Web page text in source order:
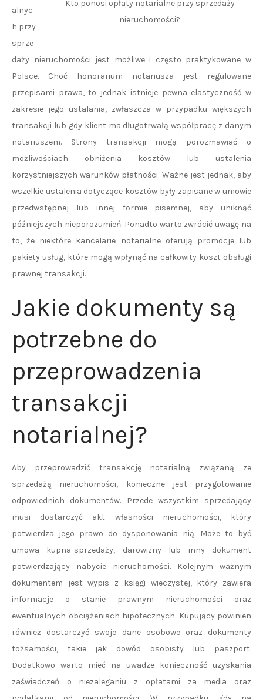
Kto ponosi opłaty notarialne przy sprzedaży
nieruchomości?
alnyc
h przy
sprze
daży nieruchomości jest możliwe i często praktykowane w
Polsce. Choć honorarium notariusza jest regulowane
przepisami prawa, to jednak istnieje pewna elastyczność w
zakresie jego ustalania, zwłaszcza w przypadku większych
transakcji lub gdy klient ma długotrwałą współpracę z danym
notariuszem. Strony transakcji mogą porozmawiać o
możliwościach obniżenia kosztów lub ustalenia
korzystniejszych warunków płatności. Ważne jest jednak, aby
wszelkie ustalenia dotyczące kosztów były zapisane w umowie
przedwstępnej lub innej formie pisemnej, aby uniknąć
późniejszych nieporozumień. Ponadto warto zwrócić uwagę na
to, że niektóre kancelarie notarialne oferują promocje lub
pakiety usług, które mogą wpłynąć na całkowity koszt obsługi
prawnej transakcji.
Jakie dokumenty są
potrzebne do
przeprowadzenia
transakcji
notarialnej?
Aby przeprowadzić transakcję notarialną związaną ze
sprzedażą nieruchomości, konieczne jest przygotowanie
odpowiednich dokumentów. Przede wszystkim sprzedający
musi dostarczyć akt własności nieruchomości, który
potwierdza jego prawo do dysponowania nią. Może to być
umowa kupna-sprzedaży, darowizny lub inny dokument
potwierdzający nabycie nieruchomości. Kolejnym ważnym
dokumentem jest wypis z księgi wieczystej, który zawiera
informacje o stanie prawnym nieruchomości oraz
ewentualnych obciążeniach hipotecznych. Kupujący powinien
również dostarczyć swoje dane osobowe oraz dokumenty
tożsamości, takie jak dowód osobisty lub paszport.
Dodatkowo warto mieć na uwadze konieczność uzyskania
zaświadczeń o niezaleganiu z opłatami za media oraz